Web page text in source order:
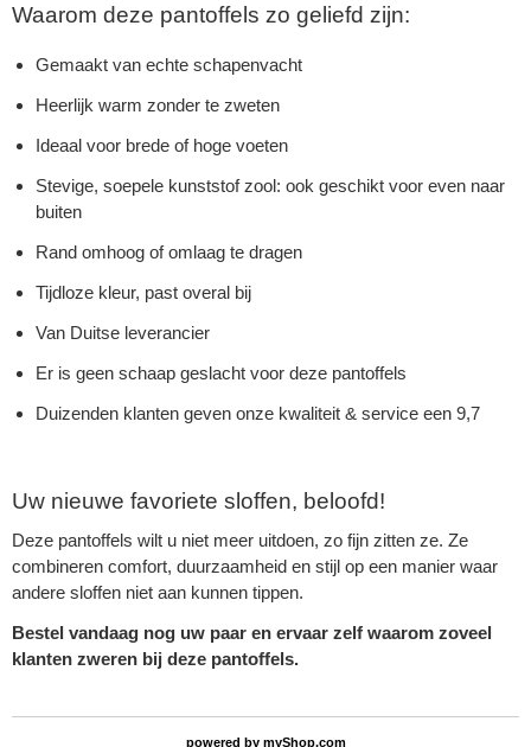
Waarom deze pantoffels zo geliefd zijn:
Gemaakt van echte schapenvacht
Heerlijk warm zonder te zweten
Ideaal voor brede of hoge voeten
Stevige, soepele kunststof zool: ook geschikt voor even naar
buiten
Rand omhoog of omlaag te dragen
Tijdloze kleur, past overal bij
Van Duitse leverancier
Er is geen schaap geslacht voor deze pantoffels
Duizenden klanten geven onze kwaliteit & service een 9,7
Uw nieuwe favoriete sloffen, beloofd!
Deze pantoffels wilt u niet meer uitdoen, zo fijn zitten ze. Ze
combineren comfort, duurzaamheid en stijl op een manier waar
andere sloffen niet aan kunnen tippen.
Bestel vandaag nog uw paar en ervaar zelf waarom zoveel
klanten zweren bij deze pantoffels.
powered by myShop.com